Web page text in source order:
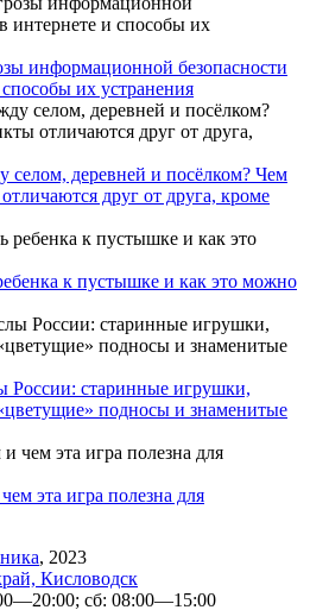
информационной безопасности
их устранения
селом, деревней и посёлком? Чем
друг от друга, кроме
к пустышке и как это можно
старинные игрушки,
подносы и знаменитые
эта игра полезна для
, 2023
Кисловодск
сб: 08:00—15:00